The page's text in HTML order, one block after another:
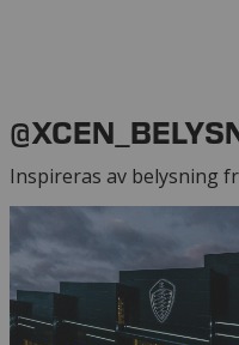
Inspireras av belysning